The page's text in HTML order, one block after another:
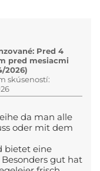
Pred 4
pred mesiacmi
2026)
skúseností:
da man alle
oder mit dem
bietet eine
gut hat